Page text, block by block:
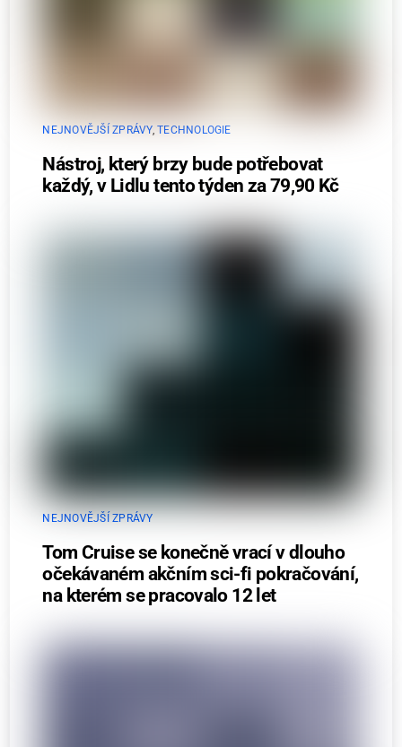
NEJNOVĚJŠÍ ZPRÁVY,TECHNOLOGIE
Nástroj, který brzy bude potřebovat
každý, v Lidlu tento týden za 79,90 Kč
NEJNOVĚJŠÍ ZPRÁVY
Tom Cruise se konečně vrací v dlouho
očekávaném akčním sci-fi pokračování,
na kterém se pracovalo 12 let